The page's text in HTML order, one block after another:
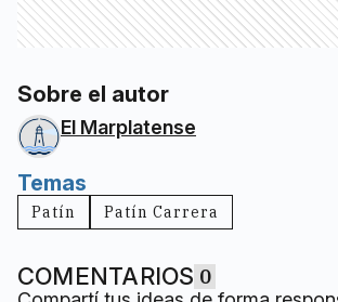
Sobre el autor
El Marplatense
Temas
Patín Patín Carrera
COMENTARIOS 0